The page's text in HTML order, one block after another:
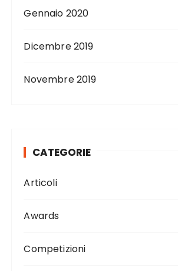
Gennaio 2020
Dicembre 2019
Novembre 2019
CATEGORIE
Articoli
Awards
Competizioni